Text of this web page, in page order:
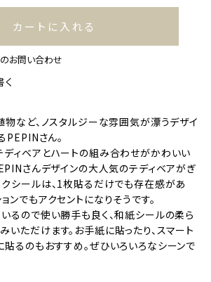
カートに入れる
お問い合わせ
物など、ノスタルジーな雰囲気が漂うデザイ
PEPINさん。
ディベアとハートの組み合わせがかわいい
さんデザインの大人気のテディベアがぎ
クシールは、1枚貼るだけでも存在感があ
ンでもアクセントになりそうです。
るので使い勝手も良く、和紙シールの柔ら
ただけます。お手紙に貼ったり、スマート
貼るのもおすすめ。ぜひいろいろなシーンで